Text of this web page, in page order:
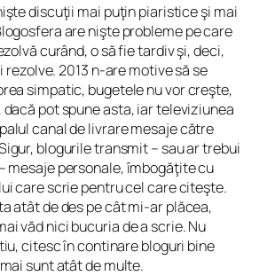
discuţii mai puţin piaristice şi mai
are nişte probleme pe care
curând, o să fie tardiv şi, deci,
rezolve. 2013 n-are motive să se
simpatic, bugetele nu vor creşte,
pot spune asta, iar televiziunea
canal de livrare mesaje către
blogurile transmit – sau ar trebui
mesaje personale, îmbogăţite cu
care scrie pentru cel care citeşte.
atât de des pe cât mi-ar plăcea,
văd nici bucuria de a scrie. Nu
citesc în continare bloguri bine
sunt atât de multe.